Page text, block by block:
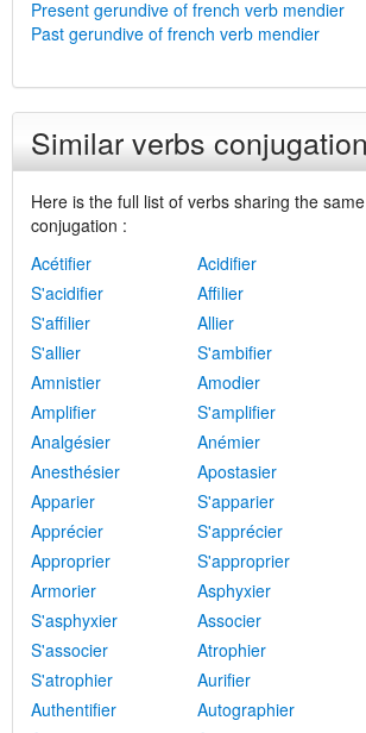
Present gerundive of french verb mendier
Past gerundive of french verb mendier
Similar verbs conjugation
Here is the full list of verbs sharing the
conjugation :
Acétifier
Acidifier
S'acidifier
Affilier
S'affilier
Allier
S'allier
S'ambifier
Amnistier
Amodier
Amplifier
S'amplifier
Analgésier
Anémier
Anesthésier
Apostasier
Apparier
S'apparier
Apprécier
S'apprécier
Approprier
S'approprier
Armorier
Asphyxier
S'asphyxier
Associer
S'associer
Atrophier
S'atrophier
Aurifier
Authentifier
Autographier